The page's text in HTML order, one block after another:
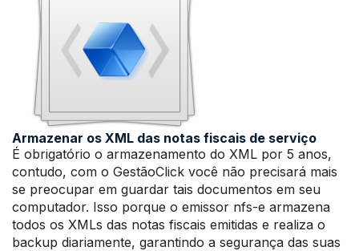
Armazenar os XML das notas fiscais de serviço
É obrigatório o armazenamento do XML por 5 anos,
contudo, com o GestãoClick você não precisará mais
se preocupar em guardar tais documentos em seu
computador. Isso porque o emissor nfs-e armazena
todos os XMLs das notas fiscais emitidas e realiza o
backup diariamente, garantindo a segurança das suas